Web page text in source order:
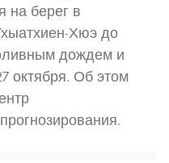
на берег в
Хюэ до
дождем и
октября. Об этом